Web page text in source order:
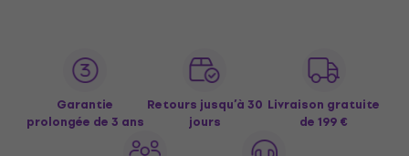
Garantie
prolongée de 3 ans
Retours jusqu’à 30
jours
Livraison gratuite
de 199 €